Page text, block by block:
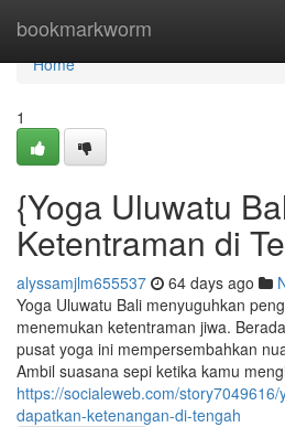
bookmarkworm
Home
Home
1
{Yoga Uluwatu
Ketentraman di
alyssamjlm655537 64 days ago
Yoga Uluwatu Bali menyuguhkan
menemukan ketentraman jiwa.
pusat yoga ini mempersembahkan
Ambil suasana sepi ketika kamu
https://socialeweb.com/
dapatkan-ketenangan-di-tengah